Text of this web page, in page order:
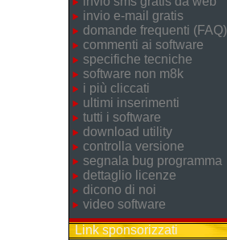
invio e-mail gratis
domande frequenti (FAQ)
commenti ai software
specifiche tecniche
software non m8k
i più cliccati
ultimi inserimenti
tutti i software
download utility
controlla versione
segnala bug programma
dettaglio licenze
dicono di noi
video software
Link sponsorizzati